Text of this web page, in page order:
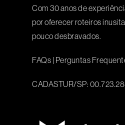
Com 30 anos de
por oferecer roteiros
pouco desbravados.
FAQs | Perguntas
CADASTUR/SP: